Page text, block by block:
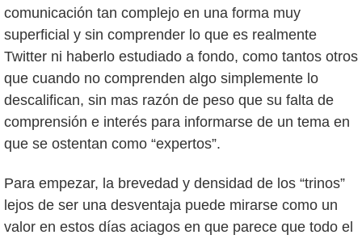
comunicación tan complejo en una forma muy
superficial y sin comprender lo que es realmente
Twitter ni haberlo estudiado a fondo, como tantos otros
que cuando no comprenden algo simplemente lo
descalifican, sin mas razón de peso que su falta de
comprensión e interés para informarse de un tema en
que se ostentan como “expertos”.
Para empezar, la brevedad y densidad de los “trinos”
lejos de ser una desventaja puede mirarse como un
valor en estos días aciagos en que parece que todo el